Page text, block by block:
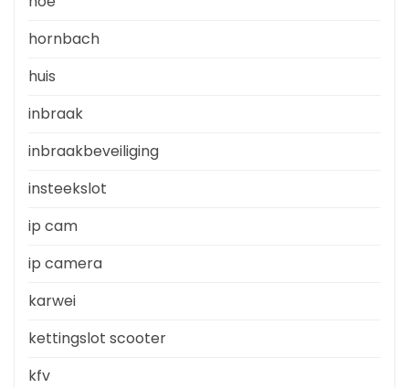
hornbach
huis
inbraak
inbraakbeveiliging
insteekslot
ip cam
ip camera
karwei
kettingslot scooter
kfv